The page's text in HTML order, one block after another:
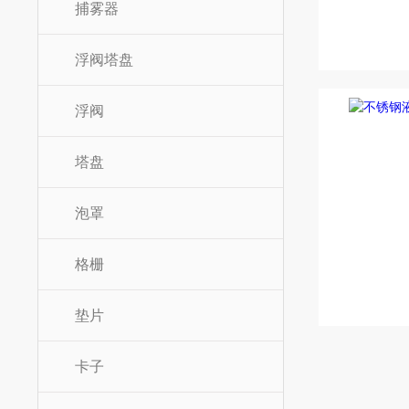
捕雾器
浮阀塔盘
浮阀
塔盘
泡罩
格栅
垫片
卡子